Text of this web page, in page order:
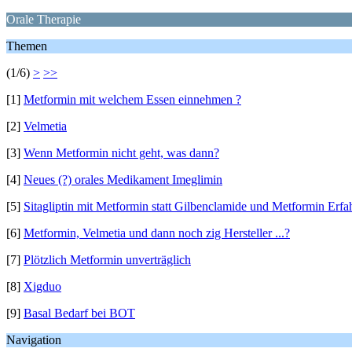
Orale Therapie
Themen
(1/6) > >>
[1] Metformin mit welchem Essen einnehmen ?
[2] Velmetia
[3] Wenn Metformin nicht geht, was dann?
[4] Neues (?) orales Medikament Imeglimin
[5] Sitagliptin mit Metformin statt Gilbenclamide und Metformin
[6] Metformin, Velmetia und dann noch zig Hersteller ...?
[7] Plötzlich Metformin unverträglich
[8] Xigduo
[9] Basal Bedarf bei BOT
Navigation